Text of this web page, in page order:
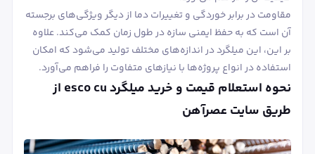
مقاومت در برابر خوردگی و تغییرات دما از دیگر ویژگی‌های برجسته
آن است که به حفظ ایمنی سازه در طول زمان کمک می‌کند. علاوه
بر این، این میلگرد در اندازه‌های مختلف تولید می‌شود که امکان
استفاده در انواع پروژه‌ها با نیازهای متفاوت را فراهم می‌آورد.
نحوه استعلام قیمت و خرید میلگرد esco cu از
طریق سایت عصرآهن